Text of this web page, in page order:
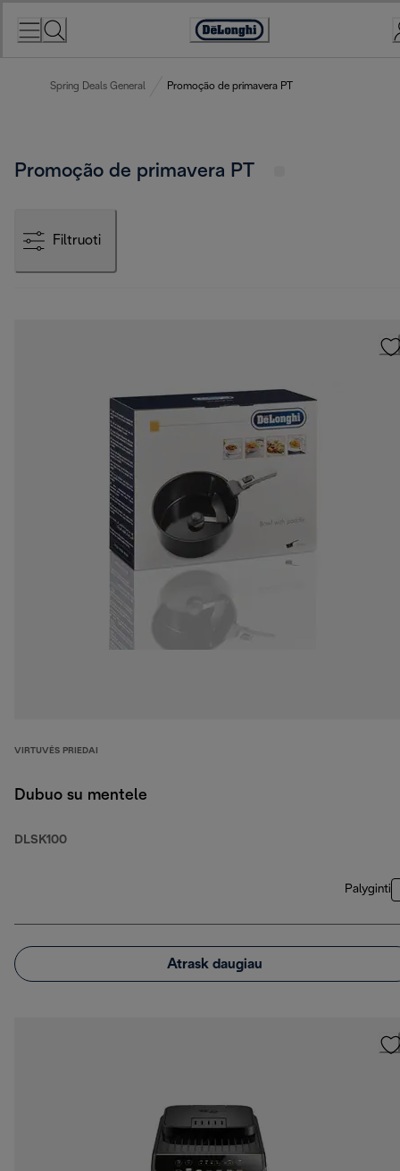
Accessibility
Spring Deals General Promoção de primavera PT
Promoção de primavera PT
Filtruoti
VIRTUVĖS PRIEDAI
Dubuo su mentele
DLSK100
Palyginti
Atrask daugiau